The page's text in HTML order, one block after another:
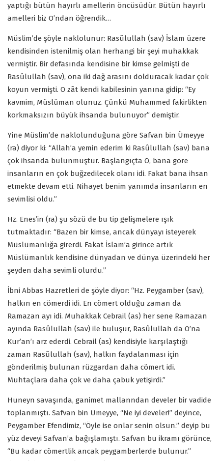
yaptığı bütün hayırlı amellerin öncüsüdür. Bütün hayırlı
amelleri biz O’ndan öğrendik…
Müslim’de şöyle naklolunur: Rasûlullah (sav) İslam üzere
kendisinden istenilmiş olan herhangi bir şeyi muhakkak
vermiştir. Bir defasında kendisine bir kimse gelmişti de
Rasûlullah (sav), ona iki dağ arasını dolduracak kadar çok
koyun vermişti. O zât kendi kabilesinin yanına gidip: “Ey
kavmim, Müslüman olunuz. Çünkü Muhammed fakirlikten
korkmaksızın büyük ihsanda bulunuyor” demiştir.
Yine Müslim’de naklolunduğuna göre Safvan bin Ümeyye
(ra) diyor ki: “Allah’a yemin ederim ki Rasûlullah (sav) bana
çok ihsanda bulunmuştur. Başlangıçta O, bana göre
insanların en çok buğzedilecek olanı idi. Fakat bana ihsan
etmekte devam etti. Nihayet benim yanımda insanların en
sevimlisi oldu.”
Hz. Enes’in (ra) şu sözü de bu tip gelişmelere ışık
tutmaktadır: “Bazen bir kimse, ancak dünyayı isteyerek
Müslümanlığa girerdi. Fakat İslam’a girince artık
Müslümanlık kendisine dünyadan ve dünya üzerindeki her
şeyden daha sevimli olurdu.”
İbni Abbas Hazretleri de şöyle diyor: “Hz. Peygamber (sav),
halkın en cömerdi idi. En cömert olduğu zaman da
Ramazan ayı idi. Muhakkak Cebrail (as) her sene Ramazan
ayında Rasûlullah (sav) ile buluşur, Rasûlullah da O’na
Kur’an’ı arz ederdi. Cebrail (as) kendisiyle karşılaştığı
zaman Rasûlullah (sav), halkın faydalanması için
gönderilmiş bulunan rüzgardan daha cömert idi.
Muhtaçlara daha çok ve daha çabuk yetişirdi.”
Huneyn savaşında, ganimet mallanndan develer bir vadide
toplanmıştı. Safvan bin Umeyye, “Ne iyi develer!” deyince,
Peygamber Efendimiz, “Öyle ise onlar senin olsun.” deyip bu
yüz deveyi Safvan’a bağışlamıştı. Safvan bu ikramı görünce,
“Bu kadar cömertlik ancak peygamberlerde bulunur.”